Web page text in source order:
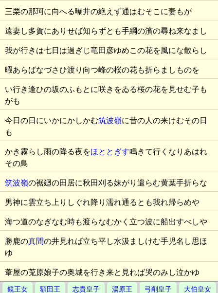
三栗の那珂に向へる曝井の絶えず通はむそこに妻もが
遠妻し多賀にありせば知らずとも手綱の濱の尋ね来なまし
我が行きは七日は過ぎじ竜田彦ゆめこの花を風にな散らし
暇あらばなづさひ渡り向つ峰の桜の花も折らましものを
い行き逢ひの坂のふもとに咲きをゐる桜の花を見せむ子も
がも
今日の日にいかにかしかむ筑波嶺に昔の人の来けむその日
も
かき霧らし雨の降る夜をほととぎす鳴きて行くなりあはれ
その鳥
筑波嶺の裾廻の田居に秋田刈る妹がり遣らむ黄葉手折らな
男神に雲立ち上りしぐれ降り濡れ通るとも我れ帰らめや
海つ道のなぎなむ時も渡らなむかく立つ波に船出すべしや
勝鹿の真間の井見れば立ち平し水汲ましけむ手児名し思ほ
ゆ
葦屋の莵原娘子の奥城を行き来と見れば哭のみし泣かゆ
鏡王女 額田王 志貴皇子 湯原王 弓削皇子 大伯皇女